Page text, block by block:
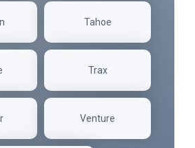
Tahoe
Trax
Venture